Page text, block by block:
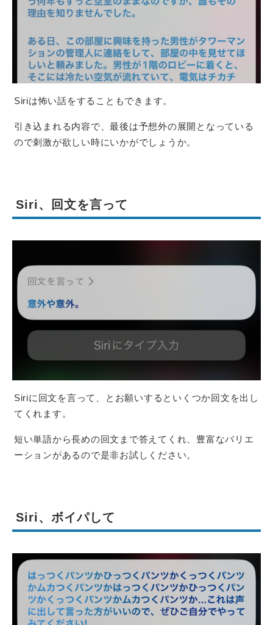
Siriは怖い話をすることもできます。
引き込まれる内容で、最後は予想外の展開となっている
ので刺激が欲しい時にいかがでしょうか。
Siri、回文を言って
Siriに回文を言って、とお願いするといくつか回文を出し
てくれます。
短い単語から長めの回文まで答えてくれ、豊富なバリエ
ーションがあるので是非お試しください。
Siri、ボイパして